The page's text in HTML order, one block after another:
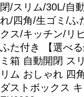
閉/スリム/30L/自
れ/四角/生ゴミ/ふ
クス/キッチン/リ
ふた付き 【選べ
ミ箱 自動開閉 ス
リム おしゃれ 四
ダストボックス